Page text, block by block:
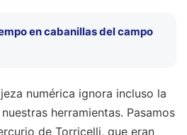
en cabanillas del campo
numérica ignora incluso la
herramientas. Pasamos
de Torricelli, que eran